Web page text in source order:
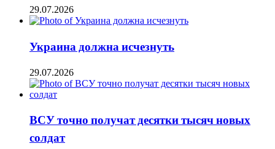
29.07.2026
Украина должна исчезнуть
29.07.2026
ВСУ точно получат десятки тысяч новых
солдат